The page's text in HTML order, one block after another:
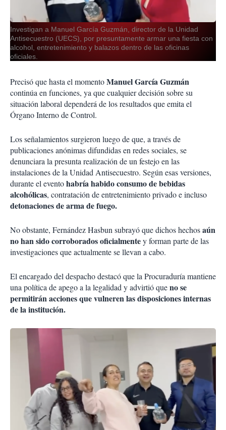
Investigan a Manuel García Guzmán, director de la Unidad
Antisecuestro (UECS), por presuntamente armar una fiesta con
alcohol, entretenimiento y balazos dentro de las oficinas
oficiales.
Precisó que hasta el momentoManuel García Guzmán
continúa en funciones, ya que cualquier decisión sobre su
situación laboral dependerá de los resultados que emita el
Órgano Interno de Control.
Los señalamientos surgieron luego de que, a través de
publicaciones anónimas difundidas en redes sociales, se
denunciara la presunta realización de un festejo en las
instalaciones de la Unidad Antisecuestro. Según esas versiones,
durante el eventohabría habido consumo de bebidas
alcohólicas, contratación de entretenimiento privado e incluso
detonaciones de arma de fuego.
No obstante, Fernández Hasbun subrayó que dichos hechosaún
no han sido corroborados oficialmentey forman parte de las
investigaciones que actualmente se llevan a cabo.
El encargado del despacho destacó que la Procuraduría mantiene
una política de apego a la legalidad y advirtió queno se
permitirán acciones que vulneren las disposiciones internas
de la institución.